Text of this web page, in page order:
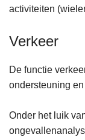
activiteiten
Verkeer
De functie
ondersteuning
Onder het luik